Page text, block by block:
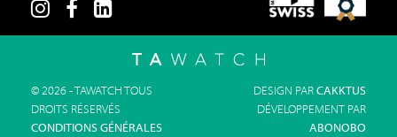
© 2026 - TAWATCH TOUS
DROITS RÉSERVÉS
CONDITIONS GÉNÉRALES
DESIGN PARCAKKTUS
DÉVELOPPEMENT PAR
ABONOBO